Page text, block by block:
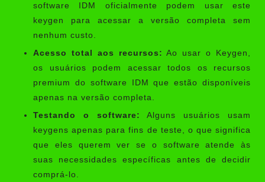
software IDM oficialmente podem usar este
keygen para acessar a versão completa sem
nenhum custo.
Acesso total aos recursos: Ao usar o Keygen,
os usuários podem acessar todos os recursos
premium do software IDM que estão disponíveis
apenas na versão completa.
Testando o software:
Alguns usuários usam
keygens apenas para fins de teste, o que significa
que eles querem ver se o software atende às
suas necessidades específicas antes de decidir
comprá-lo.